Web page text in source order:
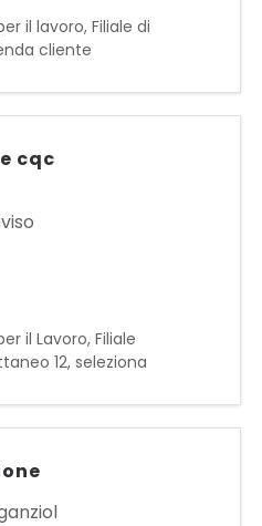
il lavoro, Filiale di
cliente
ADDETTO
ELETTRONICHE
ricerchiamo
La
del
cqc
il Lavoro, Filiale
12, seleziona
/ igiene
e Istrana
C e CQC
in contesti
conduzione
e al trasporto ri